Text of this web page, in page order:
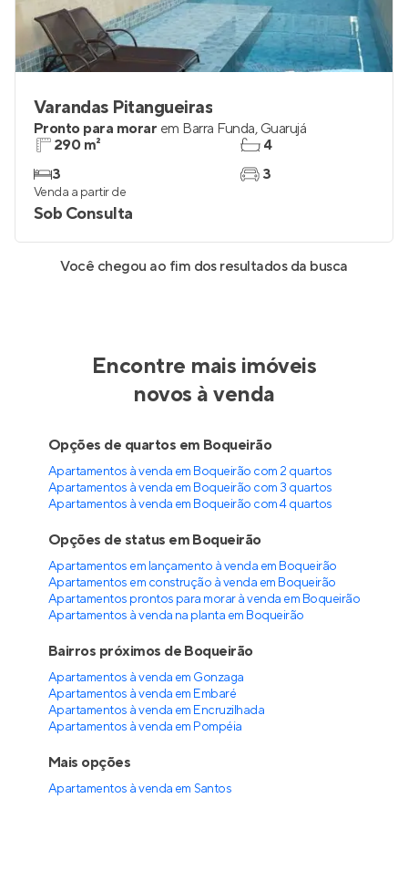
Varandas Pitangueiras
Pronto para morar em Barra Funda, Guarujá
290 m²
3
4
3
Venda a partir de
Sob Consulta
Você chegou ao fim dos resultados da busca
Encontre mais imóveis
novos à venda
Opções de quartos em Boqueirão
Apartamentos à venda em Boqueirão com 2 quartos
Apartamentos à venda em Boqueirão com 3 quartos
Apartamentos à venda em Boqueirão com 4 quartos
Opções de status em Boqueirão
Apartamentos em lançamento à venda em Boqueirão
Apartamentos em construção à venda em Boqueirão
Apartamentos prontos para morar à venda em Boqueirão
Apartamentos à venda na planta em Boqueirão
Bairros próximos de Boqueirão
Apartamentos à venda em Gonzaga
Apartamentos à venda em Embaré
Apartamentos à venda em Encruzilhada
Apartamentos à venda em Pompéia
Mais opções
Apartamentos à venda em Santos